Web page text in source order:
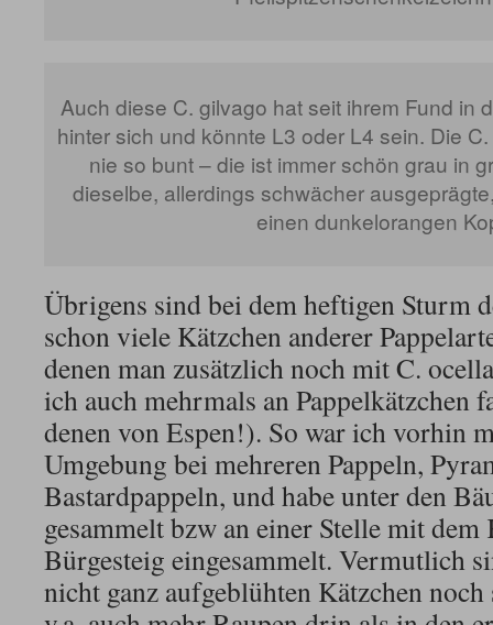
Auch diese C. gilvago hat seit ihrem Fund in
hinter sich und könnte L3 oder L4 sein. Die
nie so bunt – die ist immer schön grau in
dieselbe, allerdings schwächer
einen dunkelorangen
Übrigens sind bei dem heftigen Sturm
schon viele Kätzchen anderer
denen man zusätzlich noch mit C.
ich auch mehrmals an Pappelkätzchen
denen von Espen!). So war ich vorhin
Umgebung bei mehreren Pappeln,
Bastardpappeln, und habe unter den
gesammelt bzw an einer Stelle mit
Bürgesteig eingesammelt. Vermutlich
nicht ganz aufgeblühten Kätzchen